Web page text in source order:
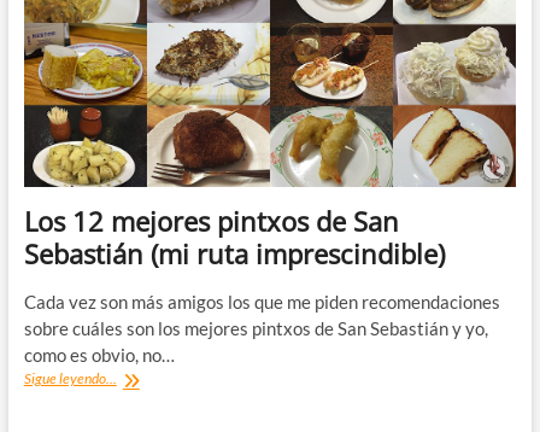
Los 12 mejores pintxos de San
Sebastián (mi ruta imprescindible)
Cada vez son más amigos los que me piden recomendaciones
sobre cuáles son los mejores pintxos de San Sebastián y yo,
como es obvio, no…
Sigue leyendo... Los